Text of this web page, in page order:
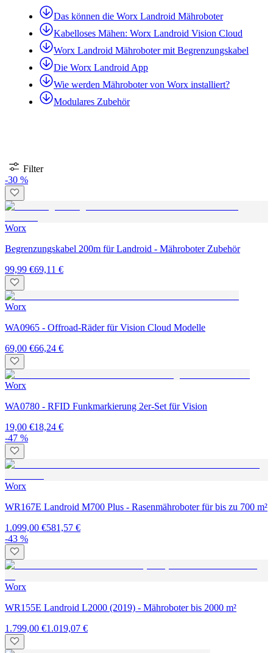
Das können die Worx Landroid Mähroboter
Kabelloses Mähen: Worx Landroid Vision Cloud
Worx Landroid Mähroboter mit Begrenzungskabel
Die Worx Landroid App
Wie werden Mähroboter von Worx installiert?
Modulares Zubehör
Filter
-30 %
Worx
Begrenzungskabel 200m für Landroid - Mähroboter Zubehör
99,99 €69,11 €
Worx
WA0965 - Offroad-Räder für Vision Cloud Modelle
69,00 €66,24 €
Worx
WA0780 - RFID Funkmarkierung 2er-Set für Vision
19,00 €18,24 €
-47 %
Worx
WR167E Landroid M700 Plus - Rasenmähroboter für bis zu 700 m²
1.099,00 €581,57 €
-43 %
Worx
WR155E Landroid L2000 (2019) - Mähroboter bis 2000 m²
1.799,00 €1.019,07 €